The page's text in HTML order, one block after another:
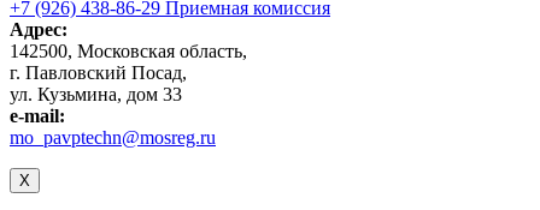
+7 (926) 438-86-29 Приемная комиссия
Адрес:
142500, Московская область,
г. Павловский Посад,
ул. Кузьмина, дом 33
e-mail:
mo_pavptechn@mosreg.ru
X